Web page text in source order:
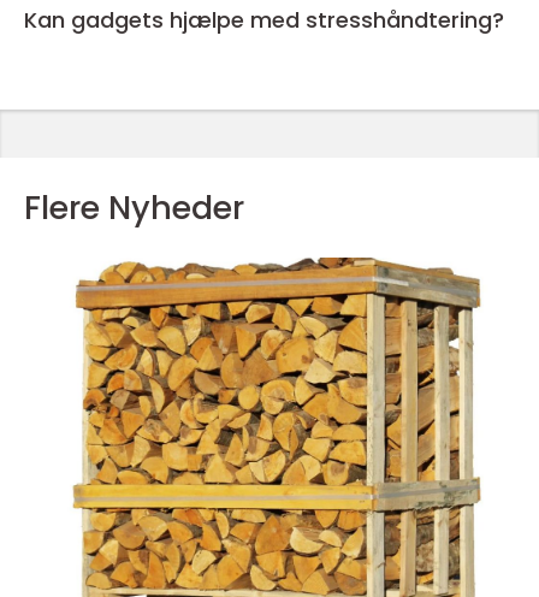
Kan gadgets hjælpe med stresshåndtering?
Flere Nyheder